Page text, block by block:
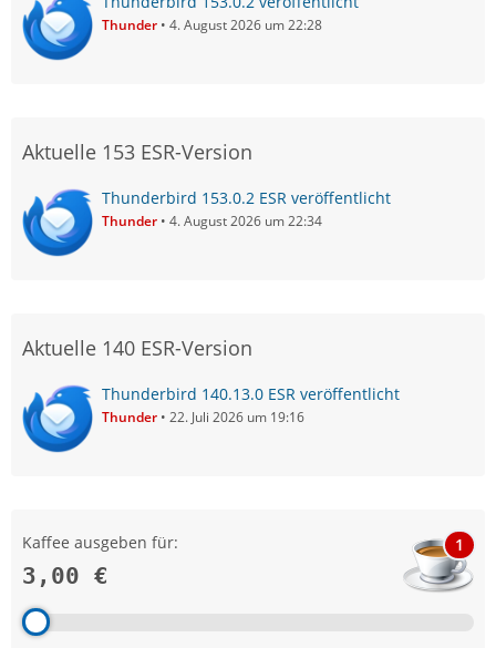
Thunder 4. August 2026 um 22:28
Aktuelle 153 ESR-Version
Thunderbird 153.0.2 ESR veröffentlicht
Thunder 4. August 2026 um 22:34
Aktuelle 140 ESR-Version
Thunderbird 140.13.0 ESR veröffentlicht
Thunder 22. Juli 2026 um 19:16
Kaffee ausgeben für:
3,00 €
1